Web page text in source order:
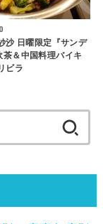
沙 日曜限定『サンデ
茶＆中国料理バイキ
ビラ